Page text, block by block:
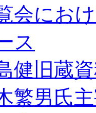
会にお
ス
健旧蔵
繁男氏